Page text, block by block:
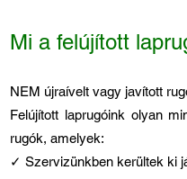
Mi a felújított
NEM újraívelt vagy javított
Felújított laprugóink olyan
rugók, amelyek:
✓ Szervizünkben kerültek ki